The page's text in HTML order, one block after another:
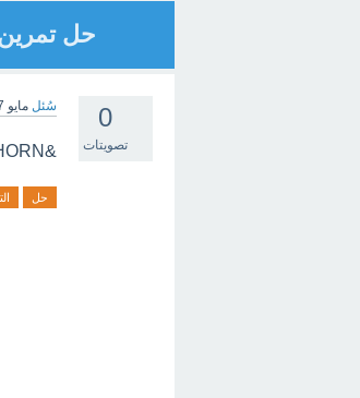
حل تمرين 41 ص 229 رياضيات من
0
تصويتات
سُئل مايو 7، 2023
&THORN;
حل